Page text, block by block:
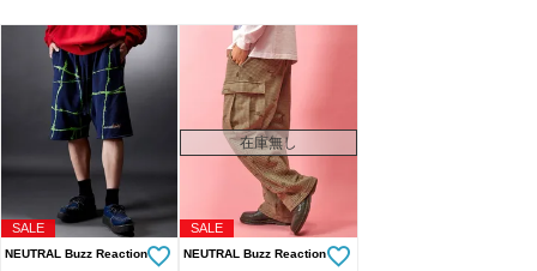
SALE
NEUTRAL Buzz Reaction
SALE
在庫無し
NEUTRAL Buzz Reaction